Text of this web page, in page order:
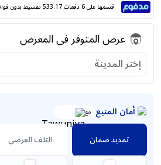
قسمها على 6 دفعات 533.17 تقسيط بدون فوائد. متوافق مع الشريعة
عرض المتوفر فى المعرض
إختر المدينة
أمان المنيع مع
تمديد ضمان التلف العرضي